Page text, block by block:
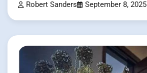
Robert Sanders September 8, 2025